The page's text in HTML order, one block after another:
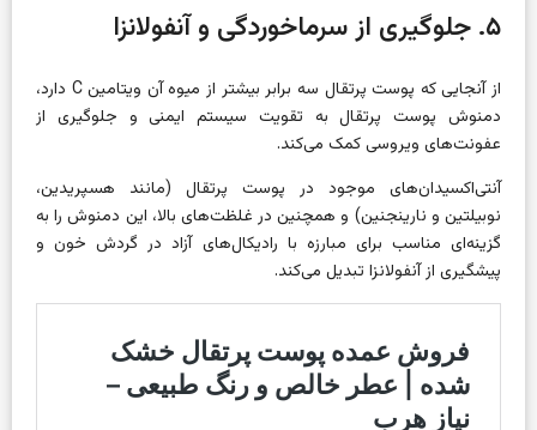
۵. جلوگیری از سرماخوردگی و آنفولانزا
از آنجایی که پوست پرتقال سه برابر بیشتر از میوه آن ویتامین C دارد،
دمنوش پوست پرتقال به تقویت سیستم ایمنی و جلوگیری از
عفونت‌های ویروسی کمک می‌کند.
آنتی‌اکسیدان‌های موجود در پوست پرتقال (مانند هسپریدین،
نوبیلتین و نارینجنین) و همچنین در غلظت‌های بالا، این دمنوش را به
گزینه‌ای مناسب برای مبارزه با رادیکال‌های آزاد در گردش خون و
پیشگیری از آنفولانزا تبدیل می‌کند.